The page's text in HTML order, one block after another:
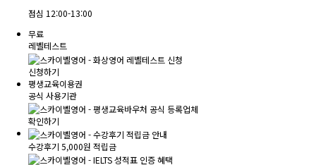
점심 12:00-13:00
무료
레벨테스트
신청하기
평생교육이용권
공식 사용기관
확인하기
수강후기 5,000원 적립금